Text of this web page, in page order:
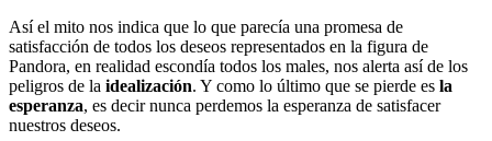
Así el mito nos indica que lo que parecía una promesa de
satisfacción de todos los deseos representados en la figura de
Pandora, en realidad escondía todos los males, nos alerta así de los
peligros de la idealización. Y como lo último que se pierde es la
esperanza, es decir nunca perdemos la esperanza de satisfacer
nuestros deseos.